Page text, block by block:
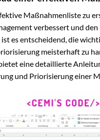
Maßnahmenliste zu
verbessert und
es entscheidend, die
meisterhaft zu
eine detaillierte
und Priorisierung einer